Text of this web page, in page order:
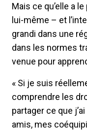
Mais ce qu’elle a
lui-même – et
grandi dans une
dans les normes
venue pour
« Si je suis
comprendre les
partager ce que
amis, mes